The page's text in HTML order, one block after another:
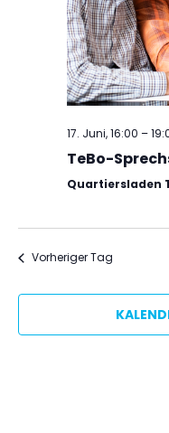
17. Juni, 16:00 –
TeBo-
Quartiersladen
Vorheriger Tag